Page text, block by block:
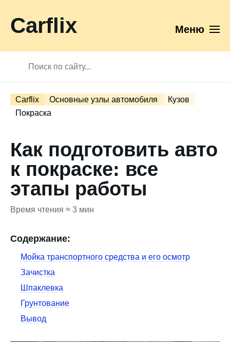
Carflix Меню
Carflix Основные узлы автомобиля
Кузов
Покраска
Как подготовить авто
к покраске: все
этапы работы
Время чтения ≈ 3 мин
Содержание:
Мойка транспортного средства и его осмотр
Зачистка
Шпаклевка
Грунтование
Вывод